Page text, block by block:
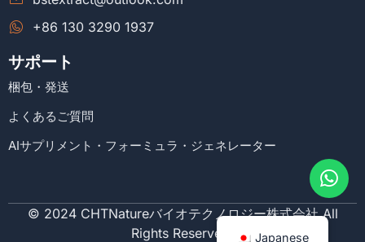
+86 130 3290 1937
サポート
梱包・発送
よくあるご質問
AIサプリメント・フォーミュラ・ジェネレーター
© 2024 CHTNatureバイオテクノロジー株式会社.All
Rights Reserved.
Japanese